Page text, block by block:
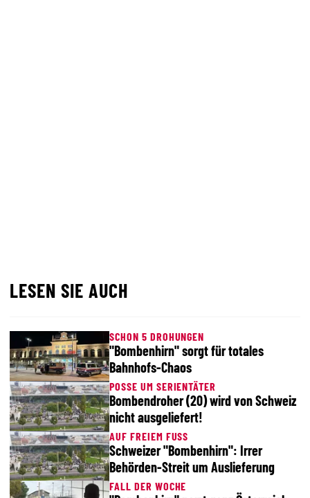
LESEN SIE AUCH
SCHON 5 DROHUNGEN
"Bombenhirn" sorgt für totales
Bahnhofs-Chaos
POSSE UM SERIENTÄTER
Bombendroher (20) wird von Schweiz
nicht ausgeliefert!
AUF FREIEM FUSS
Schweizer "Bombenhirn": Irrer
Behörden-Streit um Auslieferung
FALL DER WOCHE